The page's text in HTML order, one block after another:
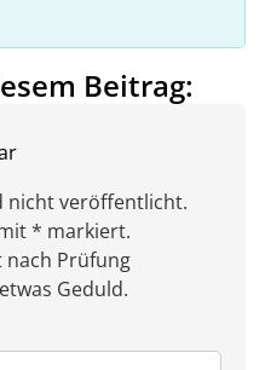
Beitrag:
nicht veröffentlicht.
* markiert.
Prüfung
Geduld.